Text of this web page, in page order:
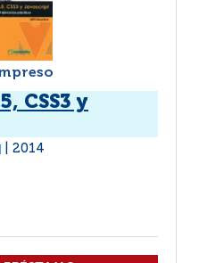
CSS3 y
2014